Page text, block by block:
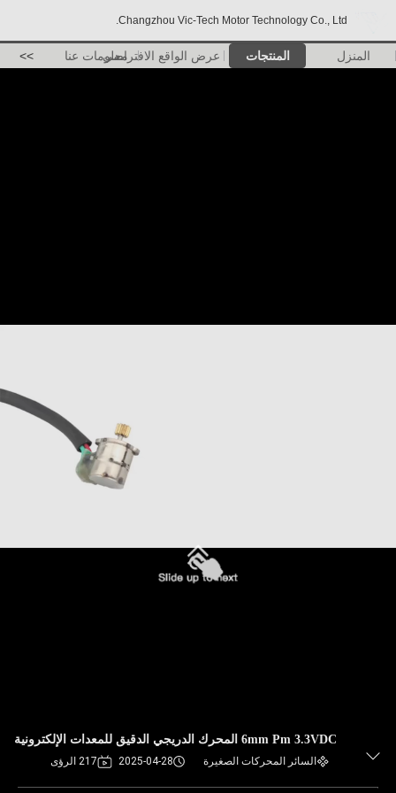
Changzhou Vic-Tech Motor Technology Co., Ltd.
المنزل المنتجات عرض الواقع الافتراضيمعلومات عنا >>
6mm Pm 3.3VDC المحرك الدريجي الدقيق للمعدات الإلكترونية
السائر المحركات الصغيرة 2025-04-28 217 الرؤى